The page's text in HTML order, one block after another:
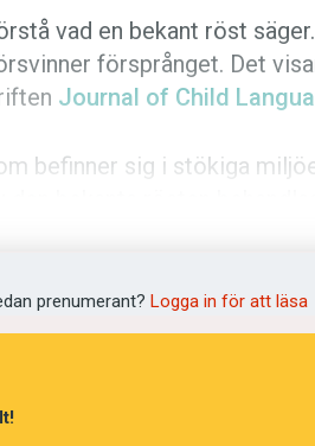
vad en bekant röst
försprånget. Det
Journal of Child
befinner sig i stökiga
och obekanta röster.
prenumerant? Logga in för att läsa